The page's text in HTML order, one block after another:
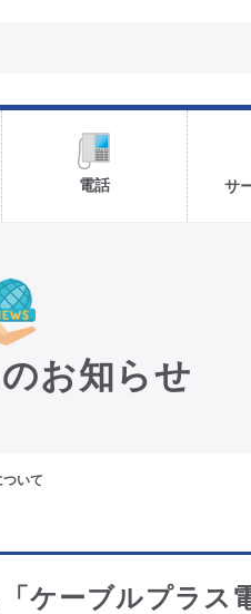
電話 サ
お知らせ
いて
ケーブルプラス